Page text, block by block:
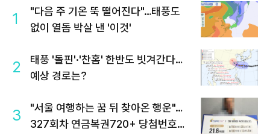
1
"다음 주 기온 뚝 떨어진다"…태풍도
없이 열돔 박살 낸 '이것'
2
태풍 '돌핀'·'찬홈' 한반도 빗겨간다…
예상 경로는?
3
"서울 여행하는 꿈 뒤 찾아온 행운"…
327회차 연금복권720+ 당첨번호조